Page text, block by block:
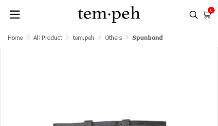
0
Home All Product tem.peh Others Spunbond